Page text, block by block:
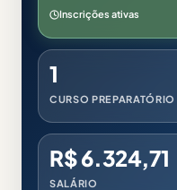
Inscrições ativas
1
CURSO PREPARATÓRIO
R$ 6.324,71
SALÁRIO